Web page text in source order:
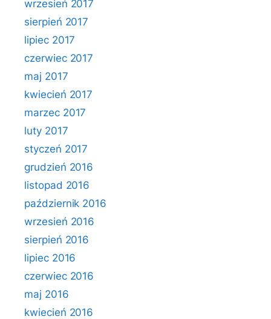
wrzesień 2017
sierpień 2017
lipiec 2017
czerwiec 2017
maj 2017
kwiecień 2017
marzec 2017
luty 2017
styczeń 2017
grudzień 2016
listopad 2016
październik 2016
wrzesień 2016
sierpień 2016
lipiec 2016
czerwiec 2016
maj 2016
kwiecień 2016